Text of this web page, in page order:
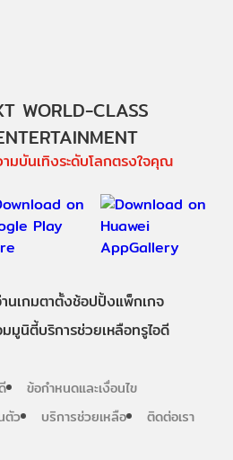
WORLD-CLASS
มบันเทิงระดับโลกตรงใจคุณ
นเกมตาตั้งช้อปปิ้งแพ็กเกจ
มูนิตี้บริการช่วยเหลือทรูไอดี
ข้อกำหนดและเงื่อนไข
ตัว
บริการช่วยเหลือ ติดต่อเรา